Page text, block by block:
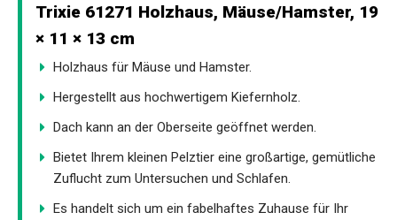
Trixie 61271 Holzhaus, Mäuse/Hamster, 19
× 11 × 13 cm
Holzhaus für Mäuse und Hamster.
Hergestellt aus hochwertigem Kiefernholz.
Dach kann an der Oberseite geöffnet werden.
Bietet Ihrem kleinen Pelztier eine großartige, gemütliche
Zuflucht zum Untersuchen und Schlafen.
Es handelt sich um ein fabelhaftes Zuhause für Ihr